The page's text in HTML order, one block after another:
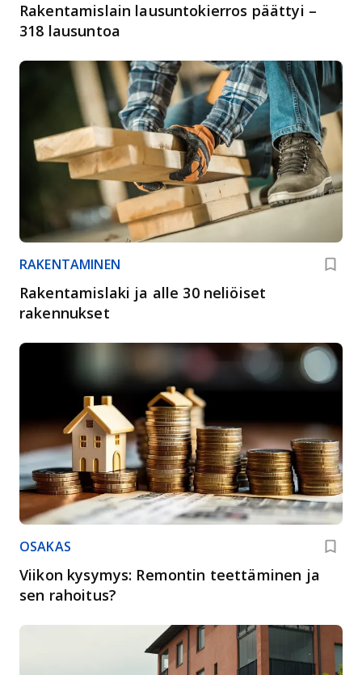
Rakentamislain lausuntokierros päättyi –
318 lausuntoa
RAKENTAMINEN
Rakentamislaki ja alle 30 neliöiset
rakennukset
OSAKAS
Viikon kysymys: Remontin teettäminen ja
sen rahoitus?